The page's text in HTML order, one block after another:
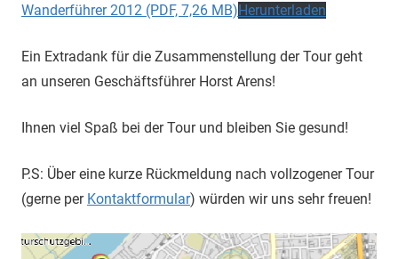
Wanderführer 2012 (PDF, 7,26 MB)Herunterladen
Ein Extradank für die Zusammenstellung der Tour geht
an unseren Geschäftsführer Horst Arens!
Ihnen viel Spaß bei der Tour und bleiben Sie gesund!
P.S: Über eine kurze Rückmeldung nach vollzogener Tour
(gerne per Kontaktformular) würden wir uns sehr freuen!